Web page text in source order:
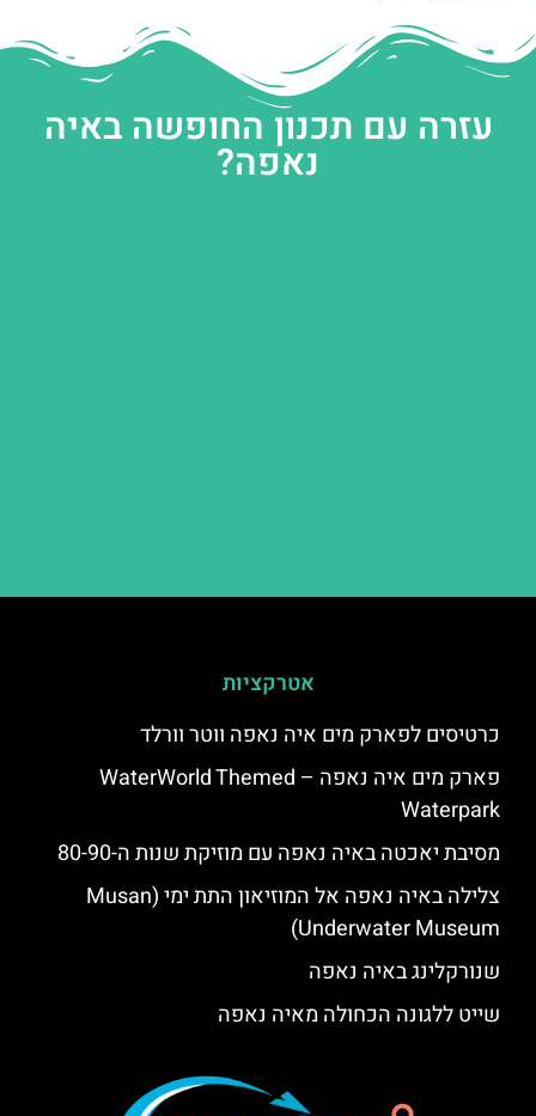
עזרה עם תכנון החופשה באיה
נאפה?
אטרקציות
כרטיסים לפארק מים איה נאפה ווטר וורלד
פארק מים איה נאפה – ‪‪WaterWorld Themed
Waterpark‬‬
מסיבת יאכטה באיה נאפה עם מוזיקת שנות ה-80-90
צלילה באיה נאפה אל המוזיאון התת ימי (Musan
Underwater Museum)
שנורקלינג באיה נאפה
שייט ללגונה הכחולה מאיה נאפה